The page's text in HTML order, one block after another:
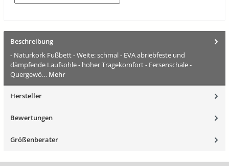
Beschreibung
- Naturkork Fußbett - Weite: schmal - EVA abriebfeste und
dämpfende Laufsohle - hoher Tragekomfort - Fersenschale -
Quergewö… Mehr
Hersteller
Bewertungen
Größenberater